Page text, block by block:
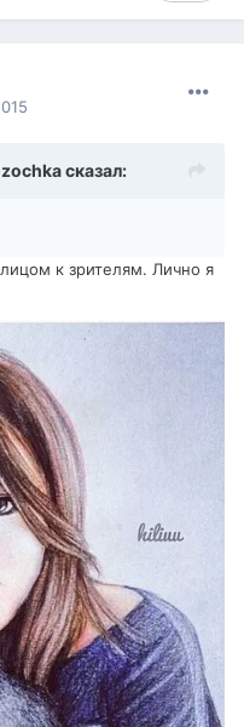
сказал:
к зрителям. Лично я